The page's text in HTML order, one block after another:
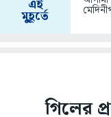
এই
মুহূর্তে
গিলের